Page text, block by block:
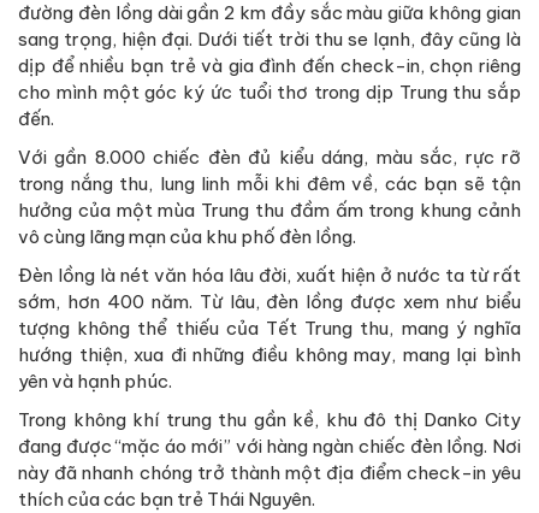
đường đèn lồng dài gần 2 km đầy sắc màu giữa không gian
sang trọng, hiện đại. Dưới tiết trời thu se lạnh, đây cũng là
dịp để nhiều bạn trẻ và gia đình đến check-in, chọn riêng
cho mình một góc ký ức tuổi thơ trong dịp Trung thu sắp
đến.
Với gần 8.000 chiếc đèn đủ kiểu dáng, màu sắc, rực rỡ
trong nắng thu, lung linh mỗi khi đêm về, các bạn sẽ tận
hưởng của một mùa Trung thu đầm ấm trong khung cảnh
vô cùng lãng mạn của khu phố đèn lồng.
Đèn lồng là nét văn hóa lâu đời, xuất hiện ở nước ta từ rất
sớm, hơn 400 năm. Từ lâu, đèn lồng được xem như biểu
tượng không thể thiếu của Tết Trung thu, mang ý nghĩa
hướng thiện, xua đi những điều không may, mang lại bình
yên và hạnh phúc.
Trong không khí trung thu gần kề, khu đô thị Danko City
đang được “mặc áo mới” với hàng ngàn chiếc đèn lồng. Nơi
này đã nhanh chóng trở thành một địa điểm check-in yêu
thích của các bạn trẻ Thái Nguyên.